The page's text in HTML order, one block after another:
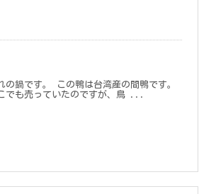
の鍋です。 この鴨は台湾産の間鴨です。
でも売っていたのですが、鳥 ...